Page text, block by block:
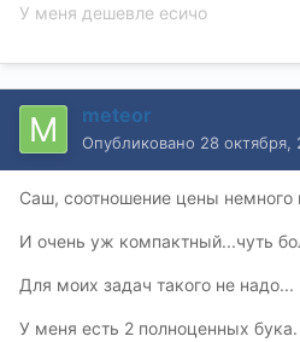
У меня дешевле есичо
meteor
Опубликовано 28 октября,
Саш, соотношение цены немного
И очень уж компактный...чуть
Для моих задач такого не надо...
У меня есть 2 полноценных